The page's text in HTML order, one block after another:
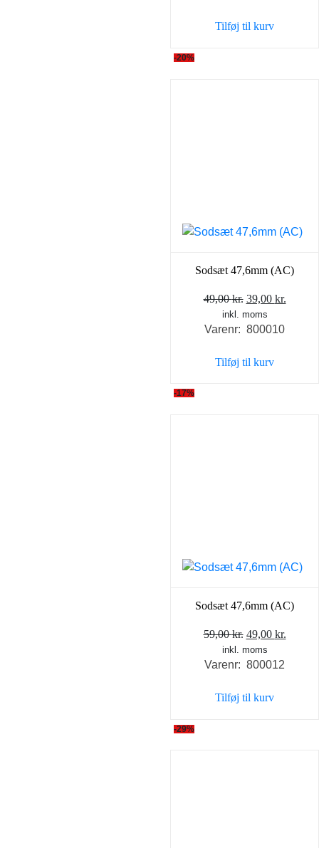
98,00 kr..
Tilføj til kurv
-20%
Sodsæt 47,6mm (AC)
49,00kr. Den
oprindelige
pris
49,00 kr..
39,00 kr.
inkl. moms
Varenr: 800010
Tilføj til kurv
-17%
Sodsæt 47,6mm (AC)
59,00kr. Den
oprindelige
pris
59,00 kr..
49,00 kr.
inkl. moms
Varenr: 800012
Tilføj til kurv
-29%